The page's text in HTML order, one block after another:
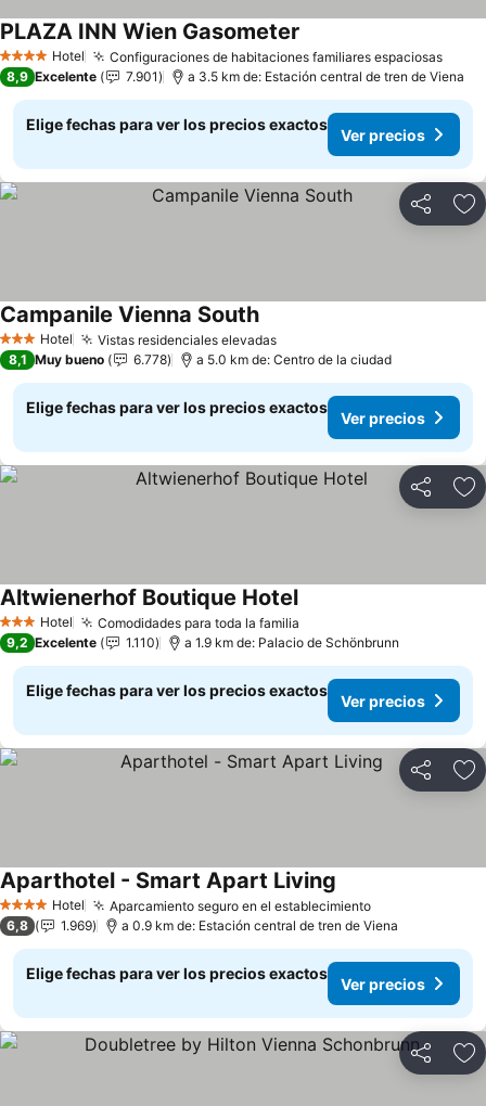
4 EstrellasHotel Configuraciones de habitaciones familiares espaciosasVer
PLAZA INN Wien Gasometer
8,9 Excelente 7.901 a 3.5 km de: Estación central de tren de Viena
Elige fechas para ver los precios exactos
Ver precios
Compartir
3 Estrellas
Hotel Vistas residenciales elevadasVer precios
Campanile Vienna SouthVer precios
8,1 Muy bueno 6.778 a 5.0 km de: Centro de la ciudad
Elige fechas para ver los precios exactos
Ver precios
Compartir
3 Estrellas
Hotel Comodidades para toda la familia
Altwienerhof Boutique HotelVer precios
9,2 Excelente 1.110 a 1.9 km de: Palacio de Schönbrunn
Elige fechas para ver los precios exactos
Ver precios
Compartir
4 EstrellasHotel Aparcamiento seguro en el establecimientoVer precios
Aparthotel - Smart Apart Living
6,8 1.969 a 0.9 km de: Estación central de tren de Viena
Elige fechas para ver los precios exactos
Ver precios
Compartir